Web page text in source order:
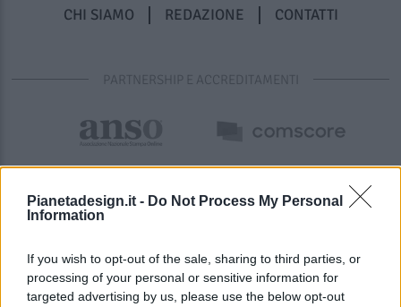
Pianetadesign.it - Do Not Process My Personal
Information
If you wish to opt-out of the sale, sharing to third parties, or
processing of your personal or sensitive information for
targeted advertising by us, please use the below opt-out
CHI SIAMO REDAZIONE CONTATTI
PARTNERSHIP E ACCREDITAMENTI
© 2026 - Pianeta Design - P.IVA 04827280654 - Testata